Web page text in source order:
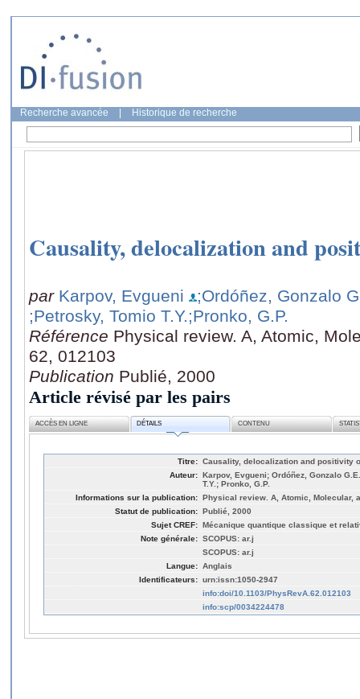
Recherche avancée Historique de recherche
Causality, delocalization and
par Karpov, Evgueni
;Ordóñez, Gonzalo
;Petrosky, Tomio T.Y.;Pronko, G.P.
Référence Physical review. A, Atomic,
62, 012103
Publication Publié, 2000
Article révisé par les pairs
ACCÈS EN LIGNE DÉTAILS CONTENU
Titre: Causality, delocalization and positivity
Auteur: Karpov, Evgueni; Ordóñez, Gonzalo
T.Y.; Pronko, G.P.
Informations sur la publication: Physical review. A, Atomic, Molecular,
Statut de publication: Publié, 2000
Sujet CREF: Mécanique quantique classique et
Note générale: SCOPUS: ar.j
SCOPUS: ar.j
Langue: Anglais
Identificateurs: urn:issn:1050-2947
info:doi/10.1103/PhysRevA.62.012103
info:scp/0034224478